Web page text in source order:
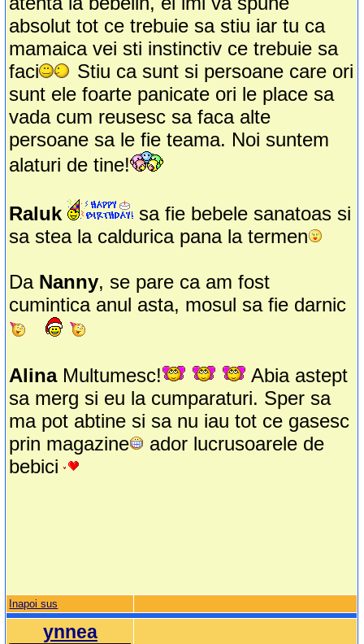
absolut tot ce trebuie sa stiu iar tu ca
mamaica vei sti instinctiv ce trebuie sa
faci
Stiu ca sunt si persoane care ori
sunt ele foarte panicate ori le place sa
vada cum reusesc sa faca alte
persoane sa le fie teama. Noi suntem
alaturi de tine!
Raluk
sa fie bebele sanatoas si
sa stea la caldurica pana la termen
Da Nanny, se pare ca am fost
cumintica anul asta, mosul sa fie darnic
AlinaMultumesc!
Abia astept
sa merg si eu la cumparaturi. Sper sa
ma pot abtine si sa nu iau tot ce gasesc
prin magazine
ador lucrusoarele de
bebici
Inapoi sus
ynnea